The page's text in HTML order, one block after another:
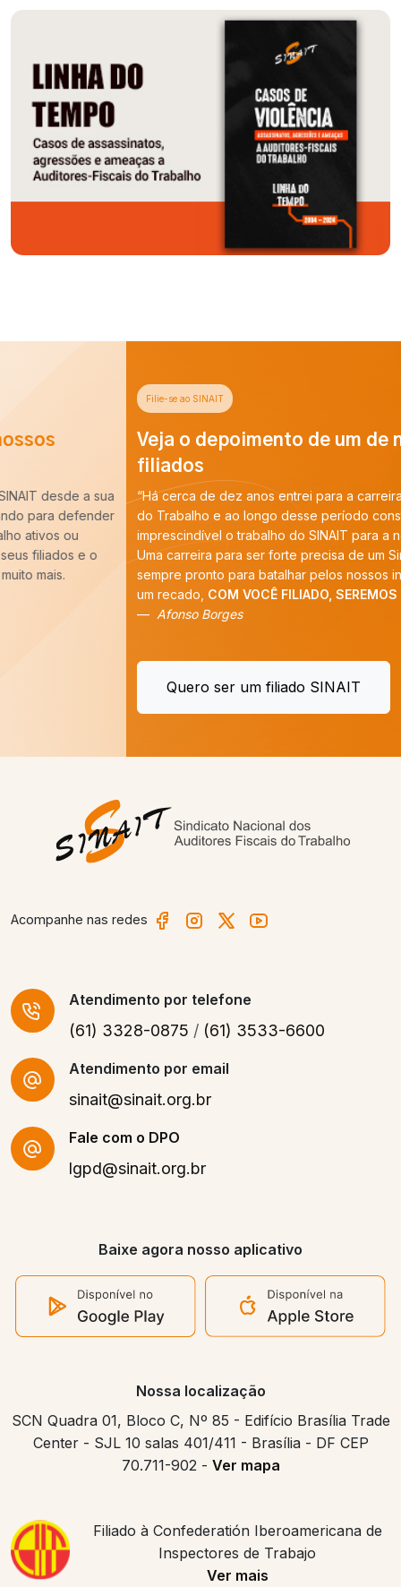
Veja o depoimento de um de nossos
“Há cerca de dez anos entrei para a carreira de Auditoria-Fiscal
do Trabalho e ao longo desse período constatei que é
imprescindível o trabalho do SINAIT para a nossa categoria.
Uma carreira para ser forte precisa de um Sindicato forte,
sempre pronto para batalhar pelos nossos interesses. E tenho
COM VOCÊ FILIADO, SEREMOS MAIS!”
Quero ser um filiado SINAIT
Acompanhe nas redes
Atendimento por telefone
(61) 3328-0875 / (61) 3533-6600
Atendimento por email
sinait@sinait.org.br
Fale com o DPO
lgpd@sinait.org.br
Baixe agora nosso aplicativo
Nossa localização
SCN Quadra 01, Bloco C, Nº 85 - Edifício Brasília Trade
Center - SJL 10 salas 401/411 - Brasília - DF CEP
70.711-902 - Ver mapa
Filiado à Confederatión Iberoamericana de
Inspectores de Trabajo
Ver mais